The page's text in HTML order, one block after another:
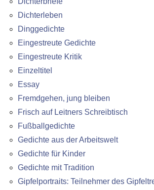
Dichterleben
Dinggedichte
Eingestreute Gedichte
Eingestreute Kritik
Einzeltitel
Essay
Fremdgehen, jung bleiben
Frisch auf Leitners Schreibtisch
Fußballgedichte
Gedichte aus der Arbeitswelt
Gedichte für Kinder
Gedichte mit Tradition
Gipfelportraits: Teilnehmer des